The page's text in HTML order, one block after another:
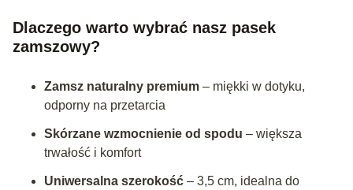
Dlaczego warto wybrać nasz pasek
zamszowy?
Zamsz naturalny premium – miękki w dotyku,
odporny na przetarcia
Skórzane wzmocnienie od spodu – większa
trwałość i komfort
Uniwersalna szerokość – 3,5 cm, idealna do